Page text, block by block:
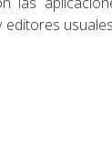
editores